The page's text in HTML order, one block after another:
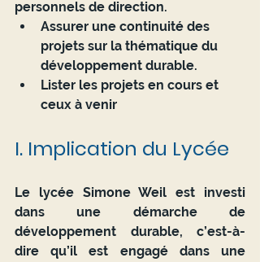
personnels de direction.
Assurer une continuité des
projets sur la thématique du
développement durable.
Lister les projets en cours et
ceux à venir
I. Implication du Lycée
Le lycée Simone Weil est investi
dans une démarche de
développement durable, c’est-à-
dire qu’il est engagé dans une